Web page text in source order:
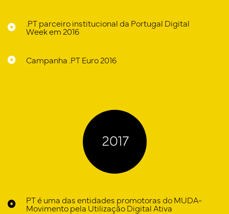
.PT parceiro institucional da Portugal Digital
Week em 2016
Campanha .PT Euro 2016
PT é uma das entidades promotoras do MUDA-
Movimento pela Utilização Digital Ativa